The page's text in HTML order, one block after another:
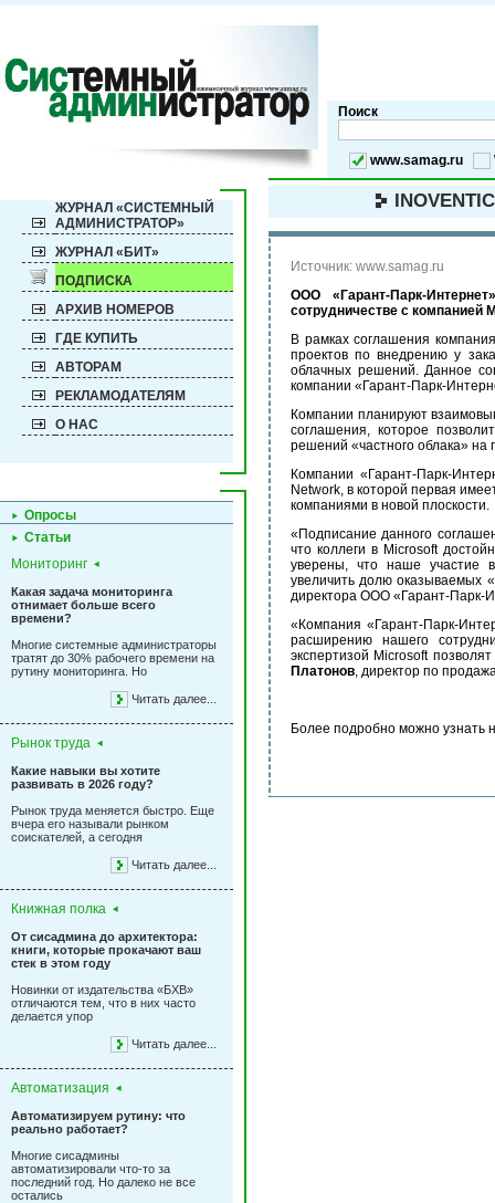
Поиск
www.samag.ru
ЖУРНАЛ «СИСТЕМНЫЙ
АДМИНИСТРАТОР»
ЖУРНАЛ «БИТ»
ПОДПИСКА
АРХИВ НОМЕРОВ
ГДЕ КУПИТЬ
АВТОРАМ
РЕКЛАМОДАТЕЛЯМ
О НАС
Опросы
Статьи
Мониторинг
Какая задача мониторинга
отнимает больше всего
времени?
Многие системные администраторы
тратят до 30% рабочего времени на
рутину мониторинга. Но
Читать далее...
Рынок труда
Какие навыки вы хотите
развивать в 2026 году?
Рынок труда меняется быстро. Еще
вчера его называли рынком
соискателей, а сегодня
Читать далее...
Книжная полка
От сисадмина до архитектора:
книги, которые прокачают ваш
стек в этом году
Новинки от издательства «БХВ»
отличаются тем, что в них часто
делается упор
Читать далее...
Автоматизация
Автоматизируем рутину: что
реально работает?
Многие сисадмины
автоматизировали что-то за
последний год. Но далеко не все
остались
Источник: www.samag.ru
ООО «Гарант-Парк-
сотрудничестве с компанией
В рамках соглашения
проектов по внедрению у
облачных решений. Данное
компании «Гарант-Парк-
Компании планируют
соглашения, которое
решений «частного облака» на
Компании «Гарант-Парк-
Network, в которой первая
компаниями в новой плоскости.
«Подписание данного
что коллеги в Microsoft
уверены, что наше участие в
увеличить долю оказываемых
директора ООО «Гарант-Парк-
«Компания «Гарант-Парк-
расширению нашего
экспертизой Microsoft
Платонов, директор по
Более подробно можно узнать